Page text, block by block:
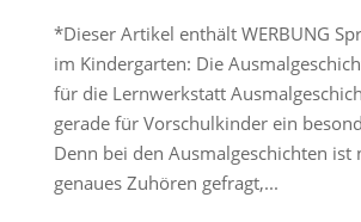
*Dieser Artikel enthält WERBUNG
im Kindergarten: Die
für die Lernwerkstatt
gerade für Vorschulkinder ein
Denn bei den Ausmalgeschichten ist
genaues Zuhören gefragt,...